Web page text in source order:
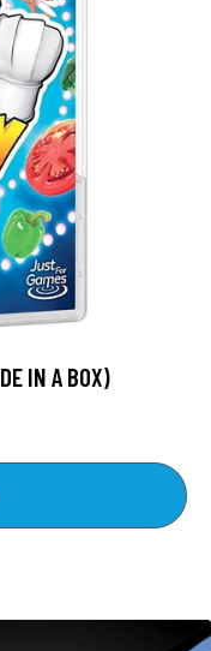
IN A BOX)